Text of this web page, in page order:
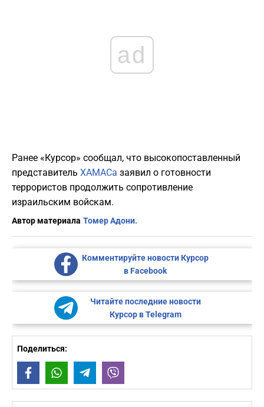
ad
Ранее «Курсор» сообщал, что высокопоставленный
представитель ХАМАСа заявил о готовности
террористов продолжить сопротивление
израильским войскам.
Автор материала Томер Адони.
Комментируйте новости Курсор
в Facebook
Читайте последние новости
Курсор в Telegram
Поделиться:
FacebookWhatsAppTelegram